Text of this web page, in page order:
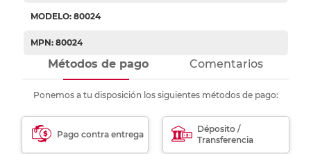
MODELO: 80024
MPN: 80024
Métodos de pago Comentarios
Ponemos a tu disposición los siguientes métodos de pago:
Pago contra entrega
Déposito /
Transferencia